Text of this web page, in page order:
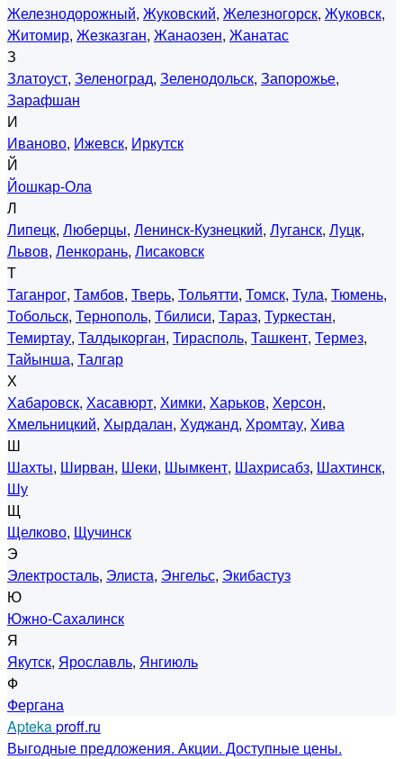
Железнодорожный, Жуковский, Железногорск, Жуковск,
Житомир, Жезказган, Жанаозен, Жанатас
З
Златоуст, Зеленоград, Зеленодольск, Запорожье,
Зарафшан
И
Иваново, Ижевск, Иркутск
Й
Йошкар-Ола
Л
Липецк, Люберцы, Ленинск-Кузнецкий, Луганск, Луцк,
Львов, Ленкорань, Лисаковск
Т
Таганрог, Тамбов, Тверь, Тольятти, Томск, Тула, Тюмень,
Тобольск, Тернополь, Тбилиси, Тараз, Туркестан,
Темиртау, Талдыкорган, Тирасполь, Ташкент, Термез,
Тайынша, Талгар
Х
Хабаровск, Хасавюрт, Химки, Харьков, Херсон,
Хмельницкий, Хырдалан, Худжанд, Хромтау, Хива
Ш
Шахты, Ширван, Шеки, Шымкент, Шахрисабз, Шахтинск,
Шу
Щ
Щелково, Щучинск
Э
Электросталь, Элиста, Энгельс, Экибастуз
Ю
Южно-Сахалинск
Я
Якутск, Ярославль, Янгиюль
Ф
Фергана
Aptekaproff.ru
Выгодные предложения. Акции. Доступные цены.